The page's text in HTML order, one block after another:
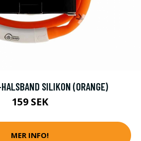
SILIKON (ORANGE)
159 SEK
MER INFO!